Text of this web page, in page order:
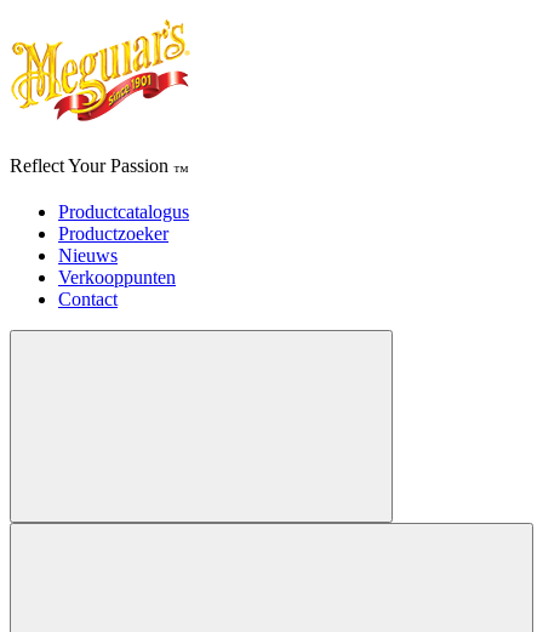
Reflect Your Passion ™
Productcatalogus
Productzoeker
Nieuws
Verkooppunten
Contact